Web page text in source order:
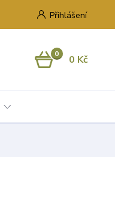
Přihlášení
0 0 Kč